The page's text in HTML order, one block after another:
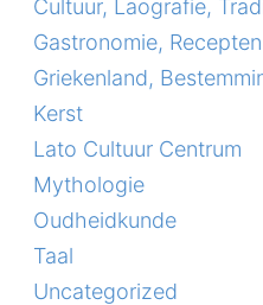
Cultuur, Laografie,
Gastronomie, Recepten
Griekenland,
Kerst
Lato Cultuur Centrum
Mythologie
Oudheidkunde
Taal
Uncategorized